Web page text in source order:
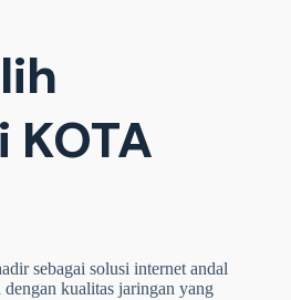
sebagai solusi internet andal
kualitas jaringan yang